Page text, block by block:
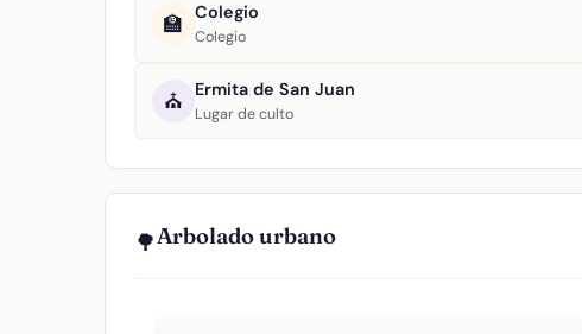
🏫 Colegio
Colegio
⛪ Ermita de San Juan
Lugar de culto
🌳Arbolado urbano